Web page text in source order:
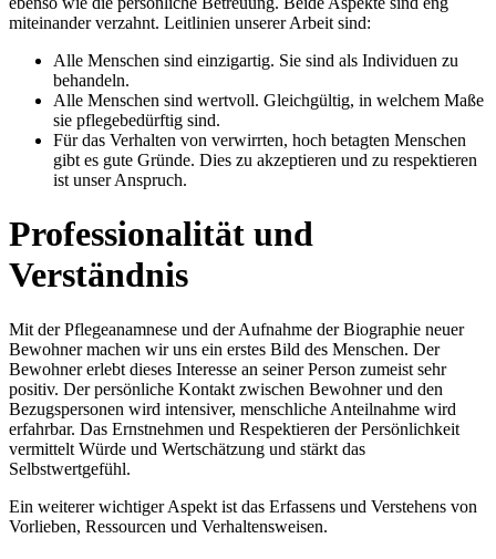
miteinander verzahnt. Leitlinien unserer Arbeit sind:
Alle Menschen sind einzigartig. Sie sind als Individuen zu
behandeln.
Alle Menschen sind wertvoll. Gleichgültig, in welchem Maße
sie pflegebedürftig sind.
Für das Verhalten von verwirrten, hoch betagten Menschen
gibt es gute Gründe. Dies zu akzeptieren und zu respektieren
ist unser Anspruch.
Professionalität und
Verständnis
Mit der Pflegeanamnese und der Aufnahme der Biographie neuer
Bewohner machen wir uns ein erstes Bild des Menschen. Der
Bewohner erlebt dieses Interesse an seiner Person zumeist sehr
positiv. Der persönliche Kontakt zwischen Bewohner und den
Bezugspersonen wird intensiver, menschliche Anteilnahme wird
erfahrbar. Das Ernstnehmen und Respektieren der Persönlichkeit
vermittelt Würde und Wertschätzung und stärkt das
Selbstwertgefühl.
Ein weiterer wichtiger Aspekt ist das Erfassens und Verstehens von
Vorlieben, Ressourcen und Verhaltensweisen.